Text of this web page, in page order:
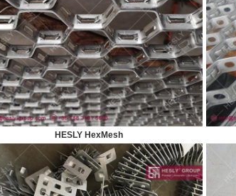
HESLY HexMesh